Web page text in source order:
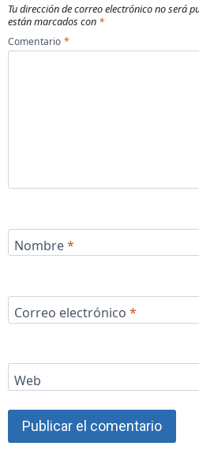
Tu dirección de correo electrónico no será
están marcados con *
Comentario *
Nombre*
Correo electrónico *
Web